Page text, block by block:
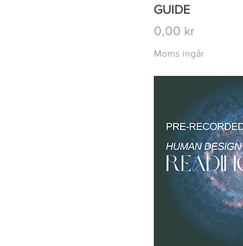
GUIDE
Pris
0,00 kr
Moms ingår